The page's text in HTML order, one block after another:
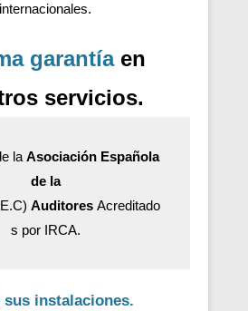
internacionales.
garantíaen
servicios.
la Asociación Española
de la
AuditoresAcreditado
s por IRCA.
sus instalaciones.